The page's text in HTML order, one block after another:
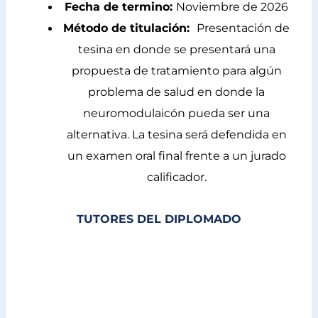
Fecha de termino: Noviembre de 2026
Método de titulación: Presentación de
tesina en donde se presentará una
propuesta de tratamiento para algún
problema de salud en donde la
neuromodulaicón pueda ser una
alternativa. La tesina será defendida en
un examen oral final frente a un jurado
calificador.
TUTORES DEL DIPLOMADO